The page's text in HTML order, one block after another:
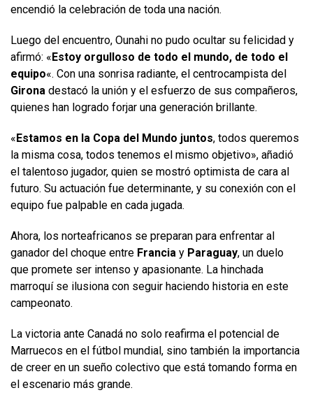
encendió la celebración de toda una nación.
Luego del encuentro, Ounahi no pudo ocultar su felicidad y
afirmó: «Estoy orgulloso de todo el mundo, de todo el
equipo«. Con una sonrisa radiante, el centrocampista del
Girona destacó la unión y el esfuerzo de sus compañeros,
quienes han logrado forjar una generación brillante.
«Estamos en la Copa del Mundo juntos, todos queremos
la misma cosa, todos tenemos el mismo objetivo», añadió
el talentoso jugador, quien se mostró optimista de cara al
futuro. Su actuación fue determinante, y su conexión con el
equipo fue palpable en cada jugada.
Ahora, los norteafricanos se preparan para enfrentar al
ganador del choque entre Francia y Paraguay, un duelo
que promete ser intenso y apasionante. La hinchada
marroquí se ilusiona con seguir haciendo historia en este
campeonato.
La victoria ante Canadá no solo reafirma el potencial de
Marruecos en el fútbol mundial, sino también la importancia
de creer en un sueño colectivo que está tomando forma en
el escenario más grande.